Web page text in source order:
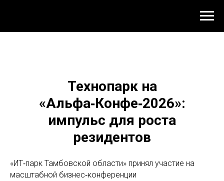
Технопарк на
«Альфа‑Конфе‑2026»:
импульс для роста
резидентов
«ИТ‑парк Тамбовской области» принял участие на
масштабной бизнес‑конференции